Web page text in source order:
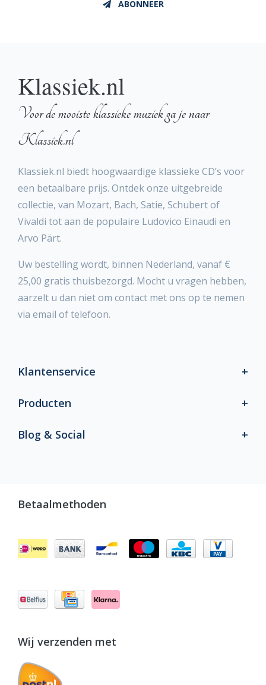
ABONNEER
Klassiek.nl
Voor de mooiste klassieke muziek ga je naar
Klassiek.nl
Klassiek.nl biedt hoogwaardige klassieke CD’s voor
een betaalbare prijs. Ontdek onze uitgebreide
collectie, van Mozart, Bach, Satie, Schubert of
Vivaldi tot aan de populaire Ludovico Einaudi en
Arvo Pärt.
Uw bestelling wordt, binnen Nederland, vanaf €
25,00 gratis thuisbezorgd. Mocht u vragen hebben,
aarzelt u dan niet om contact met ons op te nemen
via email of telefoon.
Klantenservice
Producten
Blog & Social
Betaalmethoden
Wij verzenden met